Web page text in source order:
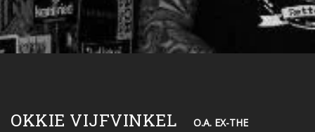
OKKIE VIJFVINKEL
O.A. EX-THE